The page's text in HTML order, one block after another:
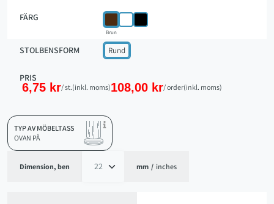
FÄRG
Brun
STOLBENSFORM Rund
PRIS
6,75 kr/ st.(inkl. moms)108,00 kr/ order(inkl. moms)
TYP AV MÖBELTASS
OVAN PÅ
Dimension, ben mm / inches